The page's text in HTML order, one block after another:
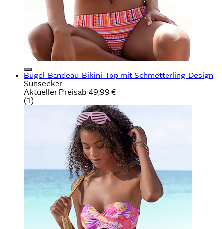
Bügel-Bandeau-Bikini-Top mit Schmetterling-Design
Sunseeker
Aktueller Preisab 49,99 €
(1)